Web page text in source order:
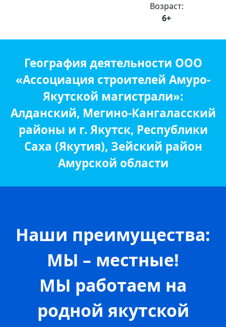
Возраст:
6+
География деятельности ООО
«Ассоциация строителей Амуро-
Якутской магистрали»:
Алданский, Мегино-Кангаласский
районы и г. Якутск, Республики
Саха (Якутия), Зейский район
Амурской области
Наши преимущества:
МЫ – местные!
МЫ работаем на
родной якутской